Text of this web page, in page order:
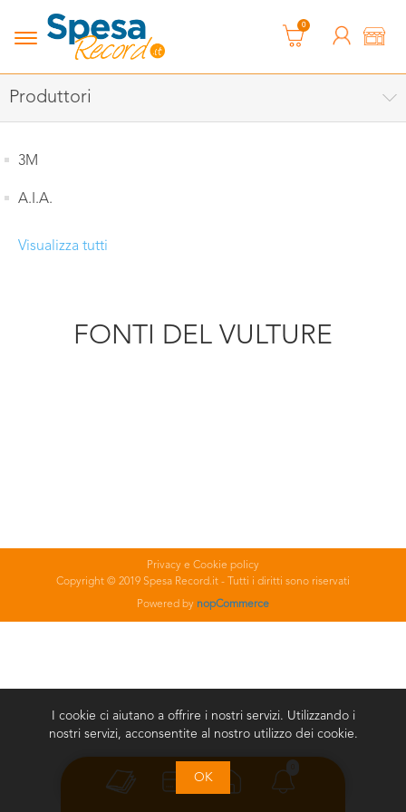
0
Produttori
3M
A.I.A.
Visualizza tutti
FONTI DEL VULTURE
Privacy e Cookie policy
Copyright © 2019 Spesa Record.it - Tutti i diritti sono riservati
Powered by nopCommerce
I cookie ci aiutano a offrire i nostri servizi. Utilizzando i
nostri servizi, acconsentite al nostro utilizzo dei cookie.
OK